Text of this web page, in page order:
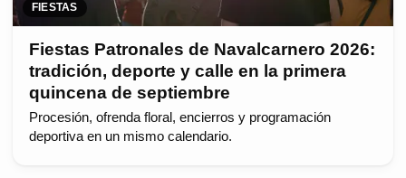
FIESTAS
Fiestas Patronales de Navalcarnero 2026:
tradición, deporte y calle en la primera
quincena de septiembre
Procesión, ofrenda floral, encierros y programación
deportiva en un mismo calendario.